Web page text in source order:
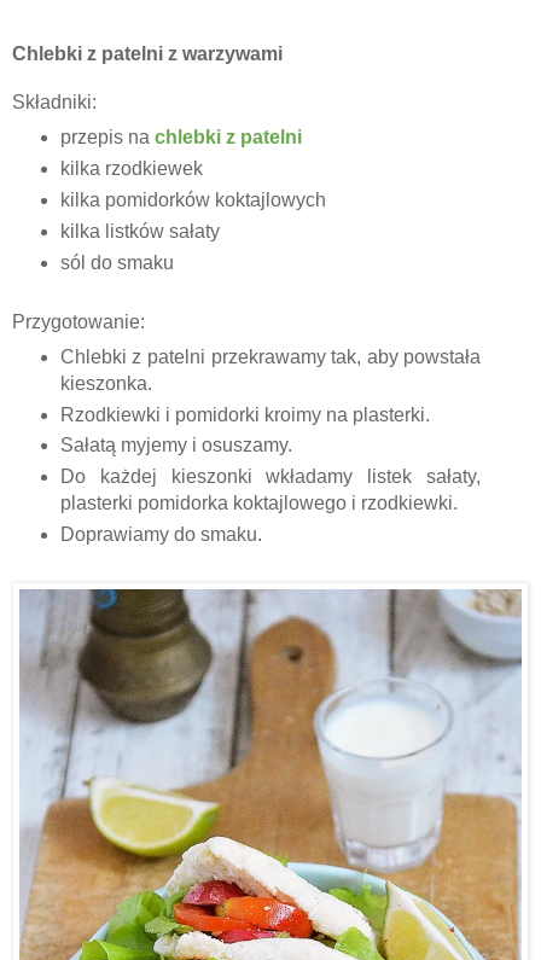
Chlebki z patelni z warzywami
Składniki:
przepis na chlebki z patelni
kilka rzodkiewek
kilka pomidorków koktajlowych
kilka listków sałaty
sól do smaku
Przygotowanie:
Chlebki z patelni przekrawamy tak, aby powstała
kieszonka.
Rzodkiewki i pomidorki kroimy na plasterki.
Sałatą myjemy i osuszamy.
Do każdej kieszonki wkładamy listek sałaty,
plasterki pomidorka koktajlowego i rzodkiewki.
Doprawiamy do smaku.